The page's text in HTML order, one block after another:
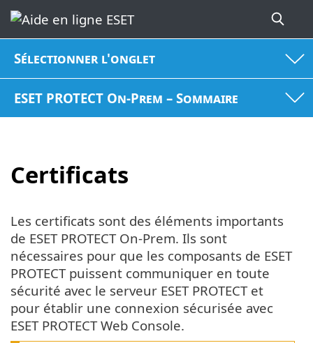
Sélectionner l'onglet
ESET PROTECT On-Prem – Sommaire
Certificats
Les certificats sont des éléments importants
de ESET PROTECT On-Prem. Ils sont
nécessaires pour que les composants de ESET
PROTECT puissent communiquer en toute
sécurité avec le serveur ESET PROTECT et
pour établir une connexion sécurisée avec
ESET PROTECT Web Console.